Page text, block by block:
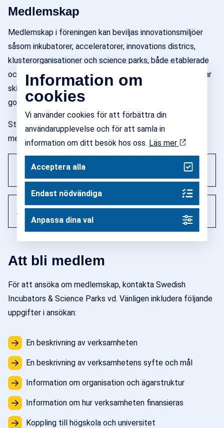
Medlemskap
Medlemskap i föreningen kan beviljas innovationsmiljöer
såsom inkubatorer, acceleratorer, innovations districs,
klusterorganisationer och science parks, både etablerade
och de som är under utveckling. Medlemskapsansökningar
skickas till styrelsen som har föreningens mandat att
godkänna eller avslå ansökan.
Styrelsen äger vid behov rätten till att revidera
medlemskap.
Full medlem
Associerad medlem
Att bli medlem
För att ansöka om medlemskap, kontakta Swedish
Incubators & Science Parks vd. Vänligen inkludera följande
uppgifter i ansökan:
En beskrivning av verksamheten
En beskrivning av verksamhetens syfte och mål
Information om organisation och ägarstruktur
Information om hur verksamheten finansieras
Koppling till högskola och universitet
Information om
cookies
Vi använder cookies för att förbättra din
användarupplevelse och för att samla in
information om ditt besök hos oss. Läs mer
Acceptera alla
Endast nödvändiga
Anpassa dina val